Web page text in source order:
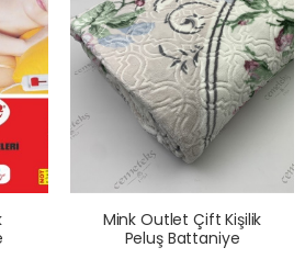
Mink Outlet Çift Kişilik
Peluş Battaniye